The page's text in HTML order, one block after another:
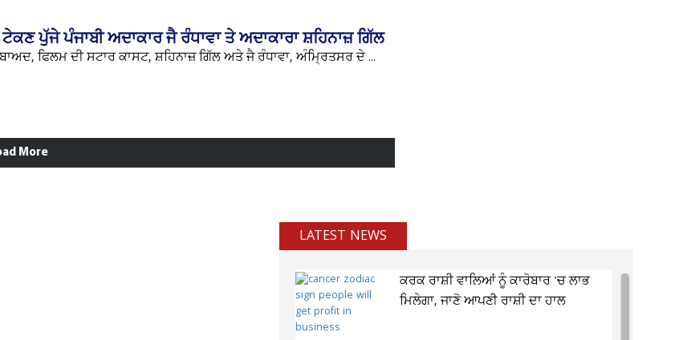
ਪੁੱਜੇ ਪੰਜਾਬੀ ਅਦਾਕਾਰ ਜੈ ਰੰਧਾਵਾ ਤੇ ਅਦਾਕਾਰਾ ਸ਼ਹਿਨਾਜ਼ ਗਿੱਲ
ਫਿਲਮ ਦੀ ਸਟਾਰ ਕਾਸਟ, ਸ਼ਹਿਨਾਜ਼ ਗਿੱਲ ਅਤੇ ਜੈ ਰੰਧਾਵਾ, ਅੰਮ੍ਰਿਤਸਰ ਦੇ ...
More
LATEST NEWS
ਕਰਕ ਰਾਸ਼ੀ ਵਾਲਿਆਂ ਨੂੰ ਕਾਰੋਬਾਰ 'ਚ ਲਾਭ
ਮਿਲੇਗਾ, ਜਾਣੋ ਆਪਣੀ ਰਾਸ਼ੀ ਦਾ ਹਾਲ